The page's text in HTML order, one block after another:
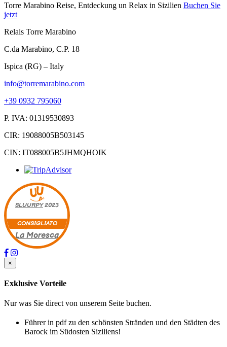
Torre Marabino Reise, Entdeckung un Relax in Sizilien Buchen Sie
jetzt
Relais Torre Marabino
C.da Marabino, C.P. 18
Ispica (RG) – Italy
info@torremarabino.com
+39 0932 795060
P. IVA: 01319530893
CIR: 19088005B503145
CIN: IT088005B5JHMQHOIK
SLUURPY2023
CONSIGLIATO
La Moresca
×
Exklusive Vorteile
Nur was Sie direct von unserem Seite buchen.
Führer in pdf zu den schönsten Stränden und den Städten des
Barock im Südosten Siziliens!